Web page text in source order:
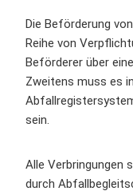
Die Beförderung
Reihe von
Beförderer über
Zweitens muss es
sein.
Alle Verbringungen
durch